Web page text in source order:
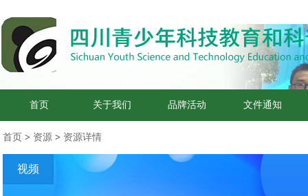
首页 关于我们 品牌活动 文件通知
首页 > 资源 > 资源详情
视频